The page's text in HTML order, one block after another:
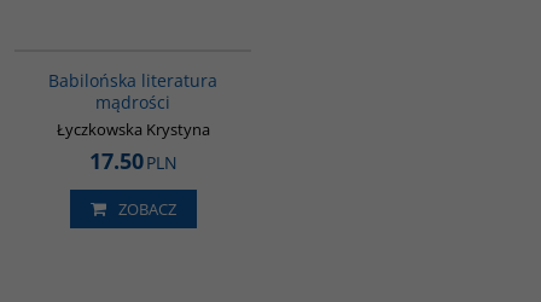
Babilońska literatura
mądrości
Łyczkowska Krystyna
17.50PLN
ZOBACZ